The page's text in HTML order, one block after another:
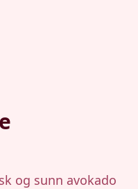
og sunn avokado